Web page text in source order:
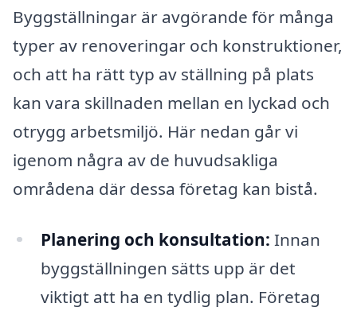
Byggställningar är avgörande för många
typer av renoveringar och konstruktioner,
och att ha rätt typ av ställning på plats
kan vara skillnaden mellan en lyckad och
otrygg arbetsmiljö. Här nedan går vi
igenom några av de huvudsakliga
områdena där dessa företag kan bistå.
Planering och konsultation: Innan
byggställningen sätts upp är det
viktigt att ha en tydlig plan. Företag